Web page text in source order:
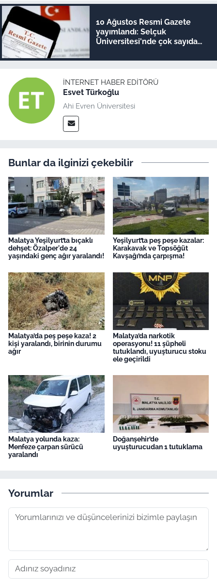
10 Ağustos Resmi Gazete
yayımlandı: Selçuk
Üniversitesi'nde çok sayıda
İNTERNET HABER EDITÖRÜ
Esvet Türkoğlu
Ahi Evren Üniversitesi
Bunlar da ilginizi çekebilir
Malatya Yeşilyurt’ta bıçaklı
dehşet: Özalper'de 24
yaşındaki genç ağır yaralandı!
Yeşilyurt’ta peş peşe kazalar:
Karakavak ve Topsöğüt
Kavşağı’nda çarpışma!
Malatya’da peş peşe kaza! 2
kişi yaralandı, birinin durumu
ağır
Malatya’da narkotik
operasyonu! 11 şüpheli
tutuklandı, uyuşturucu stoku
ele geçirildi
Malatya yolunda kaza:
Menfeze çarpan sürücü
yaralandı
Doğanşehir’de
uyuşturucudan 1 tutuklama
Yorumlar